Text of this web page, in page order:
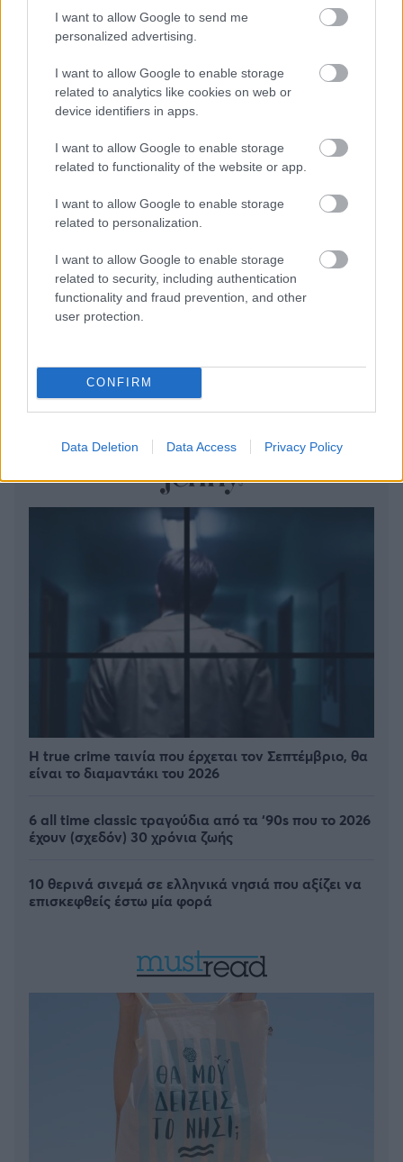
I want to allow Google to send me
personalized advertising.
I want to allow Google to enable storage
related to analytics like cookies on web or
device identifiers in apps.
I want to allow Google to enable storage
related to functionality of the website or app.
I want to allow Google to enable storage
related to personalization.
I want to allow Google to enable storage
related to security, including authentication
functionality and fraud prevention, and other
user protection.
CONFIRM
Data Deletion Data Access Privacy Policy
Οι Big 4 της Τουρκίας χρωστάνε 1 δισ. - Πού
βρίσκουν τα χρήματα για «μεταγραφές
αεροδρομίου»
Το παράπονο της Μαρίας Καρυστιανού από τα ΜΜΕ
Η δουλειά με τα περισσότερα χρήματα στην Ελλάδα
Η true crime ταινία που έρχεται τον Σεπτέμβριο, θα
είναι το διαμαντάκι του 2026
6 all time classic τραγούδια από τα ‘90s που το 2026
έχουν (σχεδόν) 30 χρόνια ζωής
10 θερινά σινεμά σε ελληνικά νησιά που αξίζει να
επισκεφθείς έστω μία φορά